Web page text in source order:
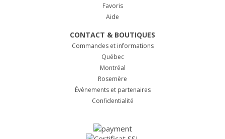
Favoris
Aide
CONTACT & BOUTIQUES
Commandes et informations
Québec
Montréal
Rosemère
Évènements et partenaires
Confidentialité